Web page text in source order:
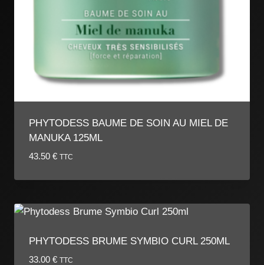
PHYTODESS BAUME DE SOIN AU MIEL DE
MANUKA 125ML
43.50 € TTC
PHYTODESS BRUME SYMBIO CURL 250ML
33.00 € TTC